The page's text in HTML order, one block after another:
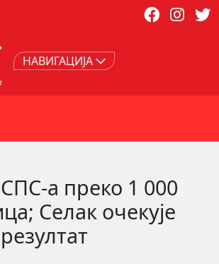
НАВИГАЦИЈА
а преко 1 000
Селак очекује